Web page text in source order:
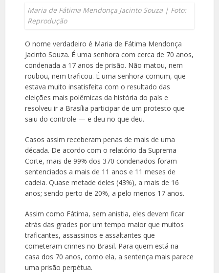
Maria de Fátima Mendonça Jacinto Souza | Foto:
Reprodução
O nome verdadeiro é Maria de Fátima Mendonça
Jacinto Souza. É uma senhora com cerca de 70 anos,
condenada a 17 anos de prisão. Não matou, nem
roubou, nem traficou. É uma senhora comum, que
estava muito insatisfeita com o resultado das
eleições mais polêmicas da história do país e
resolveu ir a Brasília participar de um protesto que
saiu do controle — e deu no que deu.
Casos assim receberam penas de mais de uma
década. De acordo com o relatório da Suprema
Corte, mais de 99% dos 370 condenados foram
sentenciados a mais de 11 anos e 11 meses de
cadeia. Quase metade deles (43%), a mais de 16
anos; sendo perto de 20%, a pelo menos 17 anos.
Assim como Fátima, sem anistia, eles devem ficar
atrás das grades por um tempo maior que muitos
traficantes, assassinos e assaltantes que
cometeram crimes no Brasil. Para quem está na
casa dos 70 anos, como ela, a sentença mais parece
uma prisão perpétua.